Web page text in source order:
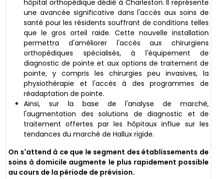
hôpital orthopédique dédié à Charleston. Il représente
une avancée significative dans l'accès aux soins de
santé pour les résidents souffrant de conditions telles
que le gros orteil raide. Cette nouvelle installation
permettra d'améliorer l'accès aux chirurgiens
orthopédiques spécialisés, à l'équipement de
diagnostic de pointe et aux options de traitement de
pointe, y compris les chirurgies peu invasives, la
physiothérapie et l'accès à des programmes de
réadaptation de pointe.
Ainsi, sur la base de l'analyse de marché,
l'augmentation des solutions de diagnostic et de
traitement offertes par les hôpitaux influe sur les
tendances du marché de Hallux rigide.
On s'attend à ce que le segment des établissements de
soins à domicile augmente le plus rapidement possible
au cours de la période de prévision.